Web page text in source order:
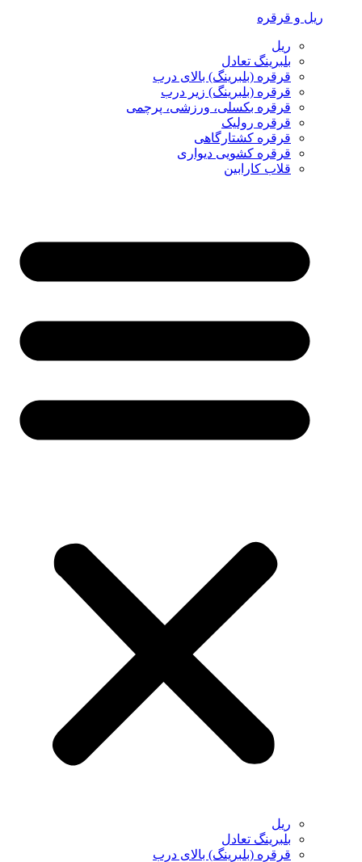
ریل و قرقره
ریل
بلبرینگ تعادل
قرقره (بلبرینگ) بالای درب
قرقره (بلبرینگ) زیر درب
قرقره بکسلی، ورزشی، پرچمی
قرقره رولیک
قرقره کشتارگاهی
قرقره کشویی دیواری
قلاب کارابین
ریل
بلبرینگ تعادل
قرقره (بلبرینگ) بالای درب